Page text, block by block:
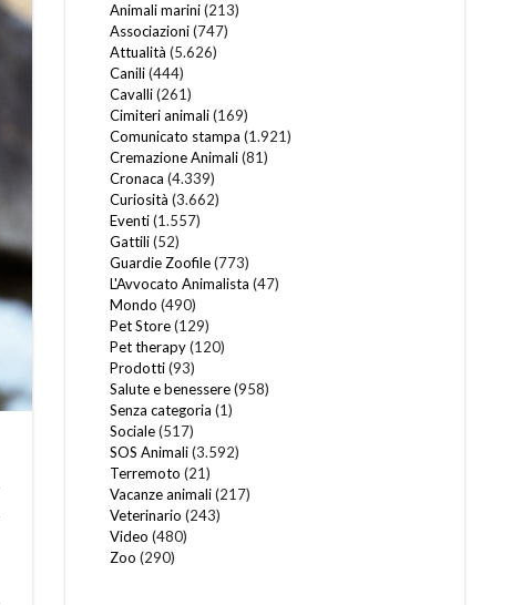
Animali marini(213)
Associazioni(747)
Attualità (5.626)
Canili(444)
Cavalli(261)
Cimiteri animali(169)
Comunicato stampa (1.921)
Cremazione Animali(81)
Cronaca (4.339)
Curiosità (3.662)
Eventi(1.557)
Gattili(52)
Guardie Zoofile(773)
L'Avvocato Animalista (47)
Mondo (490)
Pet Store(129)
Pet therapy(120)
Prodotti(93)
Salute e benessere(958)
Senza categoria (1)
Sociale(517)
SOS Animali(3.592)
Terremoto (21)
Vacanze animali(217)
Veterinario (243)
Video (480)
Zoo (290)